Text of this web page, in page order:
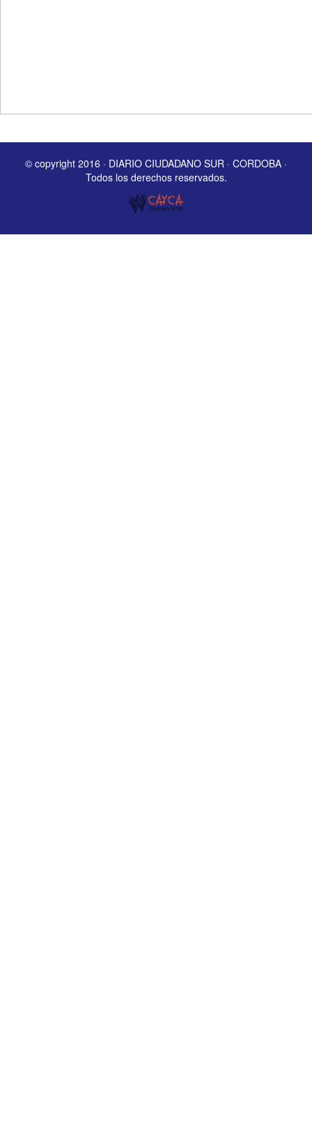
© copyright 2016 · DIARIO CIUDADANO SUR · CORDOBA ·
Todos los derechos reservados.